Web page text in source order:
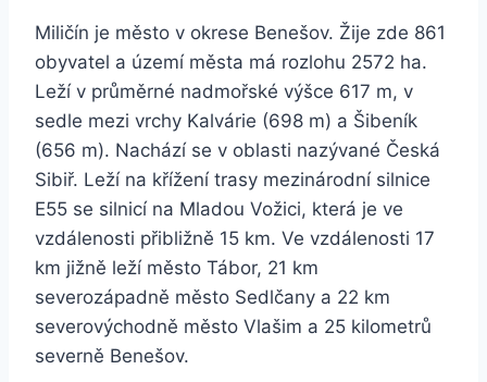
Miličín je město v okrese Benešov. Žije zde 861
obyvatel a území města má rozlohu 2572 ha.
Leží v průměrné nadmořské výšce 617 m, v
sedle mezi vrchy Kalvárie (698 m) a Šibeník
(656 m). Nachází se v oblasti nazývané Česká
Sibiř. Leží na křížení trasy mezinárodní silnice
E55 se silnicí na Mladou Vožici, která je ve
vzdálenosti přibližně 15 km. Ve vzdálenosti 17
km jižně leží město Tábor, 21 km
severozápadně město Sedlčany a 22 km
severovýchodně město Vlašim a 25 kilometrů
severně Benešov.